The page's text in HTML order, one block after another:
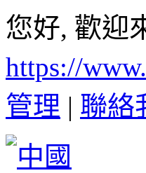
您好, 歡迎
https://
管理 | 聯絡